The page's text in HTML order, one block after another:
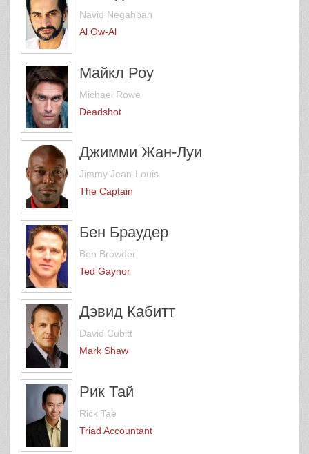
Navid Negahban
Al Ow-Al
Майкл Роу
Michael Rowe
Deadshot
Джимми Жан-Луи
Jimmy Jean-Louis
The Captain
Бен Браудер
Ben Browder
Ted Gaynor
Дэвид Кабитт
David Cubitt
Mark Shaw
Рик Тай
Rick Tae
Triad Accountant